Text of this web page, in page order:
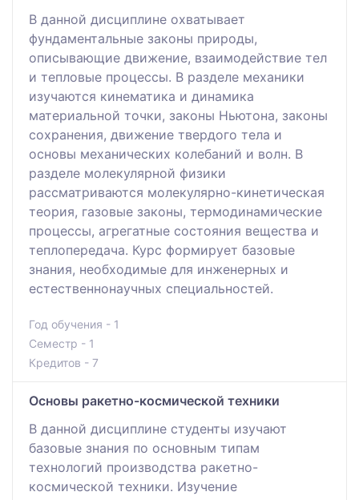
В данной дисциплине охватывает
фундаментальные законы природы,
описывающие движение, взаимодействие тел
и тепловые процессы. В разделе механики
изучаются кинематика и динамика
материальной точки, законы Ньютона, законы
сохранения, движение твердого тела и
основы механических колебаний и волн. В
разделе молекулярной физики
рассматриваются молекулярно-кинетическая
теория, газовые законы, термодинамические
процессы, агрегатные состояния вещества и
теплопередача. Курс формирует базовые
знания, необходимые для инженерных и
естественнонаучных специальностей.
Год обучения - 1
Семестр - 1
Кредитов - 7
Основы ракетно-космической техники
В данной дисциплине студенты изучают
базовые знания по основным типам
технологий производства ракетно-
космической техники. Изучение